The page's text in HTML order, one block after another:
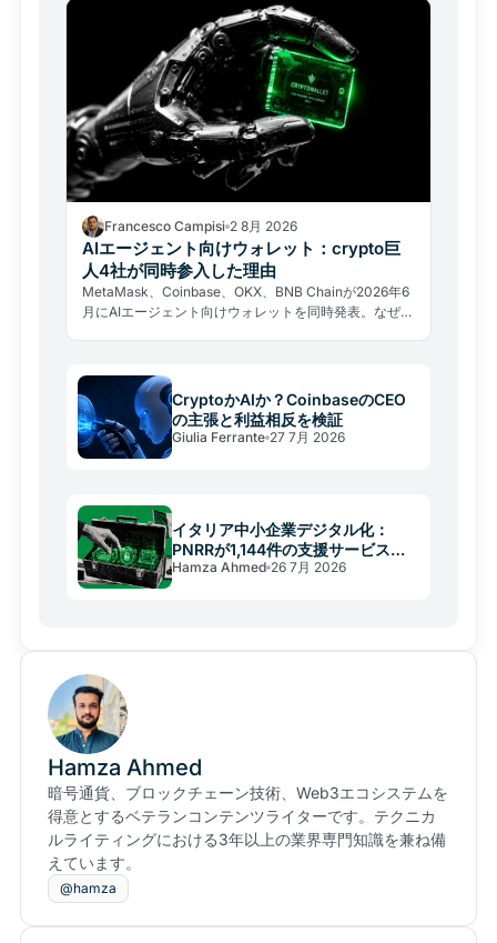
Francesco Campisi 2 8月 2026
AIエージェント向けウォレット：crypto巨
人4社が同時参入した理由
MetaMask、Coinbase、OKX、BNB Chainが2026年6
月にAIエージェント向けウォレットを同時発表。なぜ大
CryptoかAIか？CoinbaseのCEO
の主張と利益相反を検証
Giulia Ferrante 27 7月 2026
イタリア中小企業デジタル化：
PNRRが1,144件の支援サービスを
提供
Hamza Ahmed 26 7月 2026
Hamza Ahmed
暗号通貨、ブロックチェーン技術、Web3エコシステムを
得意とするベテランコンテンツライターです。テクニカ
ルライティングにおける3年以上の業界専門知識を兼ね備
えています。
@hamza